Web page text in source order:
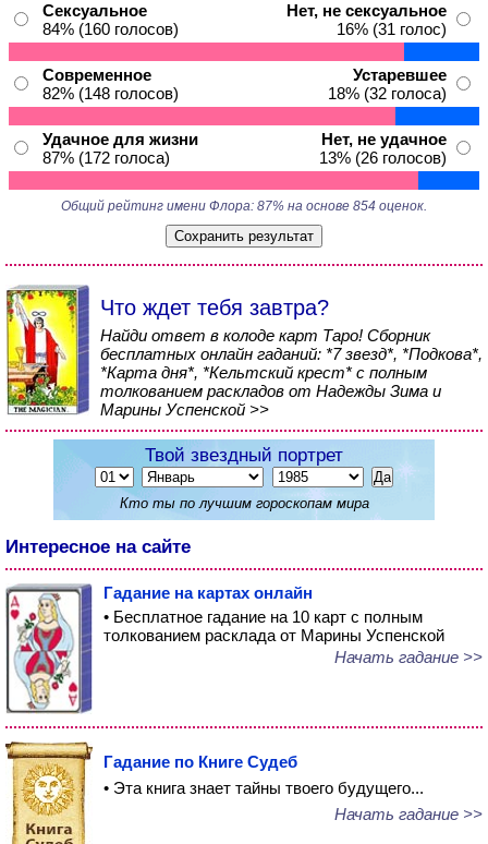
Сексуальное
84% (160 голосов)
Нет, не сексуальное
16% (31 голос)
Современное
82% (148 голосов)
Устаревшее
18% (32 голоса)
Удачное для жизни
87% (172 голоса)
Нет, не удачное
13% (26 голосов)
Общий рейтинг имени Флора: 87% на основе 854 оценок.
Что ждет тебя завтра?
Найди ответ в колоде карт Таро! Сборник
бесплатных онлайн гаданий: *7 звезд*, *Подкова*,
*Карта дня*, *Кельтский крест* с полным
толкованием раскладов от Надежды Зима и
Марины Успенской >>
Твой звездный портрет
Кто ты по лучшим гороскопам мира
Интересное на сайте
Гадание на картах онлайн
• Бесплатное гадание на 10 карт с полным
толкованием расклада от Марины Успенской
Начать гадание >>
Гадание по Книге Судеб
• Эта книга знает тайны твоего будущего...
Начать гадание >>